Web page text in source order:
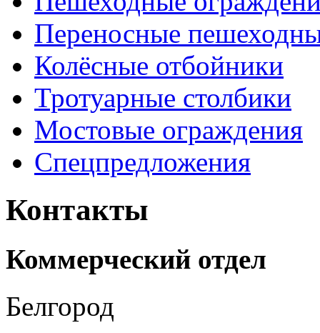
Переносные
Колёсные отбойники
Тротуарные столбики
Мостовые ограждения
Спецпредложения
Контакты
Коммерческий отдел
Белгород